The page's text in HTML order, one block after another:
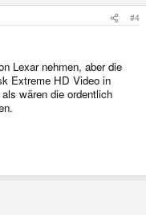
#4
Lexar nehmen, aber die
Extreme HD Video in
wären die ordentlich